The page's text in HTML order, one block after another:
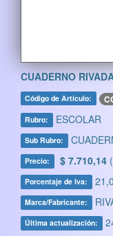
CUADERNO
Código de Artículo:
Rubro: ESCOLAR
Sub Rubro:
Precio: $ 7.710,14
Porcentaje de Iva:
Marca/Fabricante:
Última actualización: